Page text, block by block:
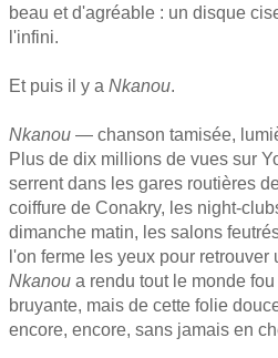
beau et d'agréable : un disque
l'infini.
Et puis il y a Nkanou.
Nkanou— chanson tamisée,
Plus de dix millions de vues sur
serrent dans les gares routières
coiffure de Conakry, les night-
dimanche matin, les salons
l'on ferme les yeux pour retrouver
Nkanoua rendu tout le monde
bruyante, mais de cette folie
encore, encore, sans jamais en